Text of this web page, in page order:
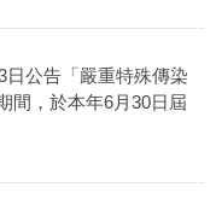
日公告「嚴重特殊傳染
間，於本年6月30日屆